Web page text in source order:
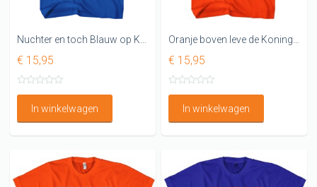
€ 15,95
In winkelwagen
€ 15,95
In winkelwagen